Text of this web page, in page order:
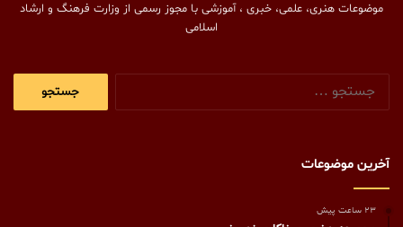
موضوعات هنری، علمی، خبری ، آموزشی با مجوز رسمی از وزارت فرهنگ و ارشاد
اسلامی
آخرین موضوعات
23 ساعت پیش